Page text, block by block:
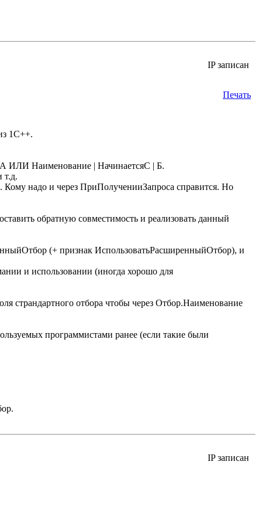
IP записан
Печать
1С++.
А ИЛИ Наименование | НачинаетсяС | Б.
т.д.
Кому надо и через ПриПолученииЗапроса справится. Но
обратную совместимость и реализовать данный
(+ признак ИспользоватьРасширенныйОтбор), и
и использовании (иногда хорошо для
страндартного отбора чтобы через Отбор.Наименование
программистами ранее (если такие были
IP записан